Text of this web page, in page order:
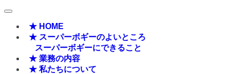
★ HOME
★ スーパーボギーのよいところ
スーパーボギーにできること
★ 業務の内容
★ 私たちについて